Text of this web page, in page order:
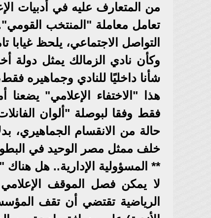
من المتعارف عليه في أدبيات
تعامل معاملة "المنتخب
التواصل الاجتماعي، يلحظ غيابا
وكأن نادي الزمالك يمثل دولة
شأنا داخليًا للنادي وجماهيره
هذا "الاختفاء الإعلامي"
فقط وفقا لبوصلة "ألوان
حالة من الانقسام الجماهيري،
خلف ممثل مصر الوحيد في
** المسؤولية الإدارية.. هل
لا يمكن فصل الموقف
الرياضية تقتضي أن تقف